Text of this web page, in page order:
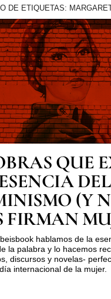
DE ETIQUETAS:
QUE
DEL
(Y
FIRMAN
hablamos de la
la palabra y lo hacemos
discursos y novelas-
internacional de la mujer.